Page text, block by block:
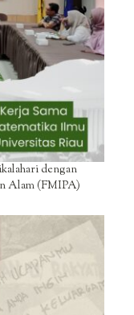
dengan
Alam (FMIPA)